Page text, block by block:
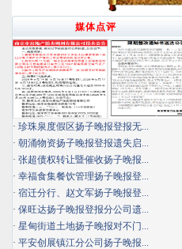
媒体点评
· 珍珠泉度假区扬子晚报登报无...
· 朝涌物资扬子晚报登报遗失启...
· 张超债权转让暨催收扬子晚报...
· 幸福食集餐饮管理扬子晚报登...
· 宿迁分行、赵文军扬子晚报登...
· 保旺达扬子晚报登报分公司遗...
· 星甸街道土地扬子晚报对不门...
· 平安创展镇江分公司扬子晚报...